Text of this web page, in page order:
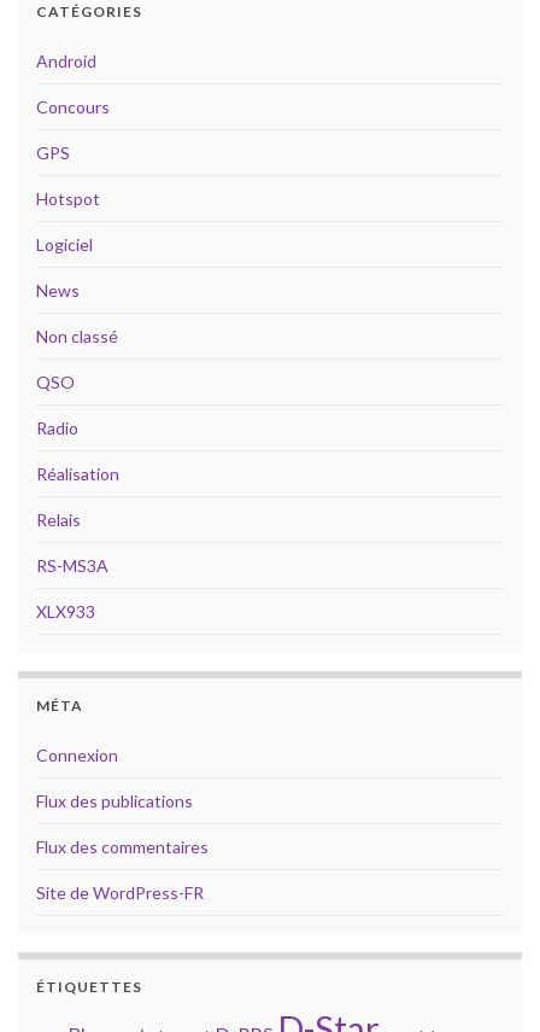
CATÉGORIES
Android
Concours
GPS
Hotspot
Logiciel
News
Non classé
QSO
Radio
Réalisation
Relais
RS-MS3A
XLX933
MÉTA
Connexion
Flux des publications
Flux des commentaires
Site de WordPress-FR
ÉTIQUETTES